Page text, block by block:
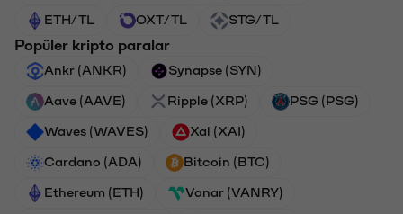
ETH/TL OXT/TL STG/TL
Popüler kripto paralar
Ankr (ANKR) Synapse (SYN)
Aave (AAVE) Ripple (XRP) PSG (PSG)
Waves (WAVES) Xai (XAI)
Cardano (ADA) Bitcoin (BTC)
Ethereum (ETH) Vanar (VANRY)